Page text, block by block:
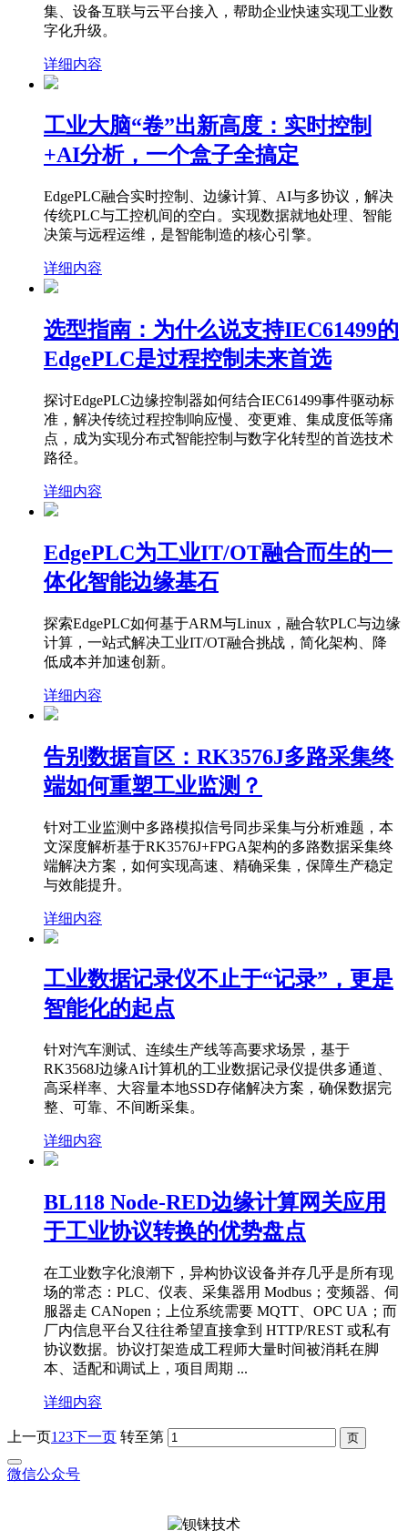
集、设备互联与云平台接入，帮助企业快速实现工业数
字化升级。
详细内容
工业大脑“卷”出新高度：实时控制
+AI分析，一个盒子全搞定
EdgePLC融合实时控制、边缘计算、AI与多协议，解决
传统PLC与工控机间的空白。实现数据就地处理、智能
决策与远程运维，是智能制造的核心引擎。
详细内容
选型指南：为什么说支持IEC61499的
EdgePLC是过程控制未来首选
探讨EdgePLC边缘控制器如何结合IEC61499事件驱动标
准，解决传统过程控制响应慢、变更难、集成度低等痛
点，成为实现分布式智能控制与数字化转型的首选技术
路径。
详细内容
EdgePLC为工业IT/OT融合而生的一
体化智能边缘基石
探索EdgePLC如何基于ARM与Linux，融合软PLC与边缘
计算，一站式解决工业IT/OT融合挑战，简化架构、降
低成本并加速创新。
详细内容
告别数据盲区：RK3576J多路采集终
端如何重塑工业监测？
针对工业监测中多路模拟信号同步采集与分析难题，本
文深度解析基于RK3576J+FPGA架构的多路数据采集终
端解决方案，如何实现高速、精确采集，保障生产稳定
与效能提升。
详细内容
工业数据记录仪不止于“记录”，更是
智能化的起点
针对汽车测试、连续生产线等高要求场景，基于
RK3568J边缘AI计算机的工业数据记录仪提供多通道、
高采样率、大容量本地SSD存储解决方案，确保数据完
整、可靠、不间断采集。
详细内容
BL118 Node-RED边缘计算网关应用
于工业协议转换的优势盘点
在工业数字化浪潮下，异构协议设备并存几乎是所有现
场的常态：PLC、仪表、采集器用 Modbus；变频器、伺
服器走 CANopen；上位系统需要 MQTT、OPC UA；而
厂内信息平台又往往希望直接拿到 HTTP/REST 或私有
协议数据。协议打架造成工程师大量时间被消耗在脚
本、适配和调试上，项目周期 ...
详细内容
上一页1 23下一页 转至第
微信公众号